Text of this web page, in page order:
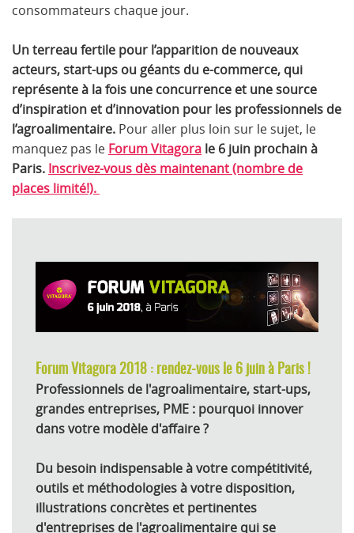
consommateurs chaque jour.
Un terreau fertile pour l’apparition de nouveaux
acteurs, start-ups ou géants du e-commerce, qui
représente à la fois une concurrence et une source
d’inspiration et d’innovation pour les professionnels de
l’agroalimentaire. Pour aller plus loin sur le sujet, le
manquez pas le Forum Vitagora le 6 juin prochain à
Paris. Inscrivez-vous dès maintenant (nombre de
places limité!).
Forum Vitagora 2018 : rendez-vous le 6 juin à Paris !
Professionnels de l'agroalimentaire, start-ups,
grandes entreprises, PME : pourquoi innover
dans votre modèle d'affaire ?
Du besoin indispensable à votre compétitivité,
outils et méthodologies à votre disposition,
illustrations concrètes et pertinentes
d'entreprises de l'agroalimentaire qui se